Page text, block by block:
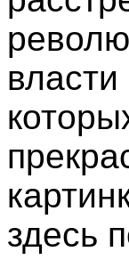
здесь